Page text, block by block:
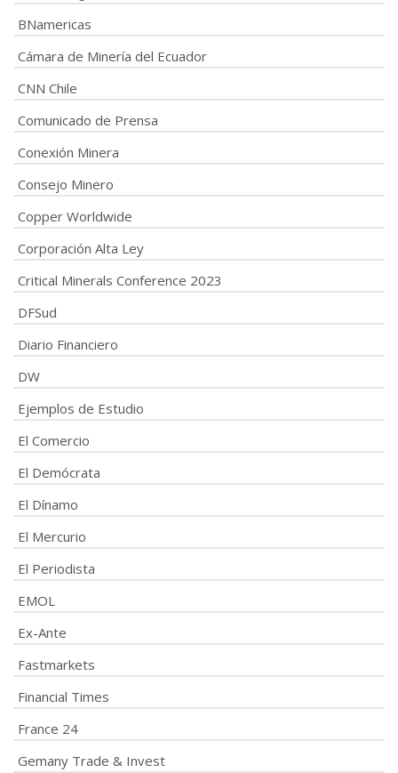
BNamericas
Cámara de Minería del Ecuador
CNN Chile
Comunicado de Prensa
Conexión Minera
Consejo Minero
Copper Worldwide
Corporación Alta Ley
Critical Minerals Conference 2023
DFSud
Diario Financiero
DW
Ejemplos de Estudio
El Comercio
El Demócrata
El Dínamo
El Mercurio
El Periodista
EMOL
Ex-Ante
Fastmarkets
Financial Times
France 24
Gemany Trade & Invest